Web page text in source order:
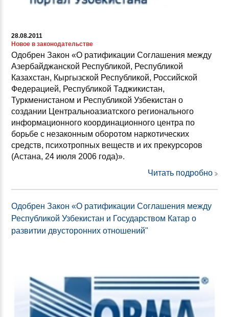
28.08.2011
Новое в законодательстве
Одобрен Закон «О ратификации Соглашения между
Азербайджанской Республикой, Республикой
Казахстан, Кыргызской Республикой, Российской
Федерацией, Республикой Таджикистан,
Туркменистаном и Республикой Узбекистан о
создании Центральноазиатского регионального
информационного координационного центра по
борьбе с незаконным оборотом наркотических
средств, психотропных веществ и их прекурсоров
(Астана, 24 июля 2006 года)».
Читать подробно
Одобрен Закон «О ратификации Соглашения между
Республикой Узбекистан и Государством Катар о
развитии двусторонних отношений"